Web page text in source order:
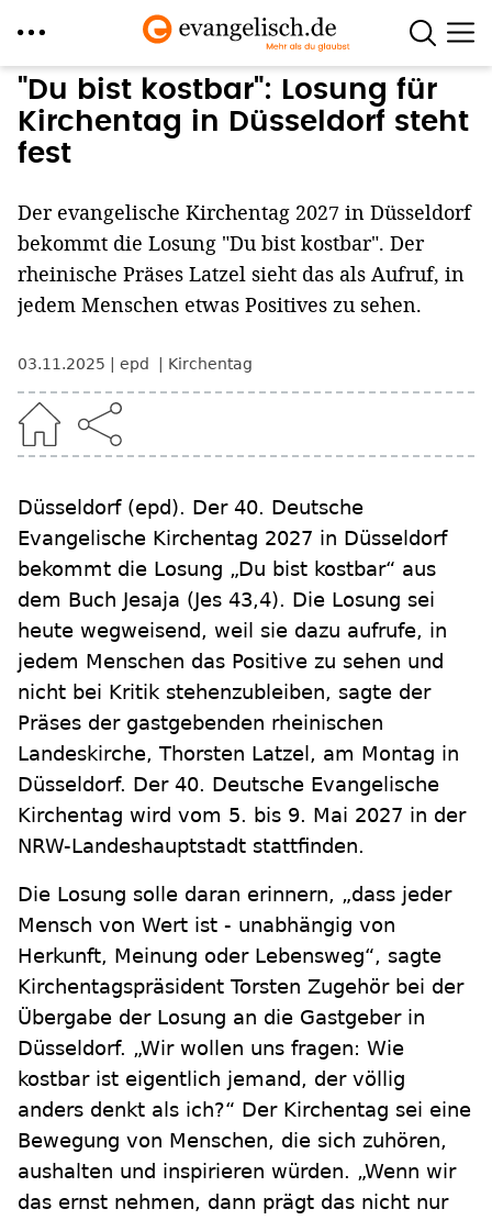
Direkt
zum
Inhalt
"Du bist kostbar": Losung für
Kirchentag in Düsseldorf steht
fest
Der evangelische Kirchentag 2027 in Düsseldorf
bekommt die Losung "Du bist kostbar". Der
rheinische Präses Latzel sieht das als Aufruf, in
jedem Menschen etwas Positives zu sehen.
03.11.2025 epd Kirchentag
Düsseldorf (epd). Der 40. Deutsche
Evangelische Kirchentag 2027 in Düsseldorf
bekommt die Losung „Du bist kostbar“ aus
dem Buch Jesaja (Jes 43,4). Die Losung sei
heute wegweisend, weil sie dazu aufrufe, in
jedem Menschen das Positive zu sehen und
nicht bei Kritik stehenzubleiben, sagte der
Präses der gastgebenden rheinischen
Landeskirche, Thorsten Latzel, am Montag in
Düsseldorf. Der 40. Deutsche Evangelische
Kirchentag wird vom 5. bis 9. Mai 2027 in der
NRW-Landeshauptstadt stattfinden.
Die Losung solle daran erinnern, „dass jeder
Mensch von Wert ist - unabhängig von
Herkunft, Meinung oder Lebensweg“, sagte
Kirchentagspräsident Torsten Zugehör bei der
Übergabe der Losung an die Gastgeber in
Düsseldorf. „Wir wollen uns fragen: Wie
kostbar ist eigentlich jemand, der völlig
anders denkt als ich?“ Der Kirchentag sei eine
Bewegung von Menschen, die sich zuhören,
aushalten und inspirieren würden. „Wenn wir
das ernst nehmen, dann prägt das nicht nur